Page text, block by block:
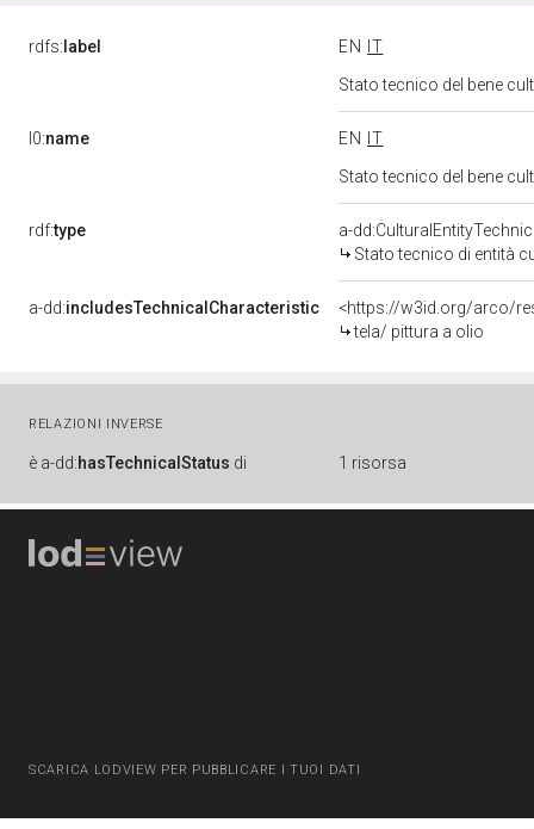
rdfs: label EN
IT
Stato tecnico del bene
l0:name EN
IT
Stato tecnico del bene
rdf:type
a-
Stato tecnico di entità
a-dd:includesTechnicalCharacteristic
<https://w3id.org/arco/
tela/ pittura a olio
RELAZIONI INVERSE
è a-dd:hasTechnicalStatus di 1 risorsa
SCARICA LODVIEW PER PUBBLICARE I TUOI DATI